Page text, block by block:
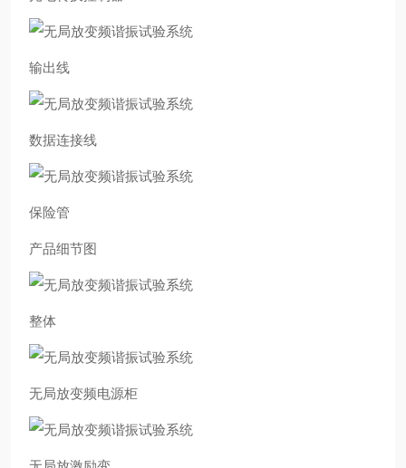
输出线
数据连接线
保险管
产品细节图
整体
无局放变频电源柜